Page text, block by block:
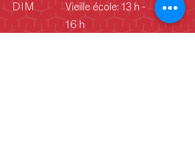
DIM
Vieille école: 13 h -
16 h